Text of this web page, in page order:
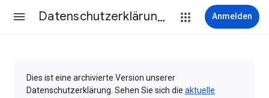
Datenschutzerklärung & Nutzungsbedingungen Anmelden
Dies ist eine archivierte Version unserer
Datenschutzerklärung. Sehen Sie sich die aktuelle